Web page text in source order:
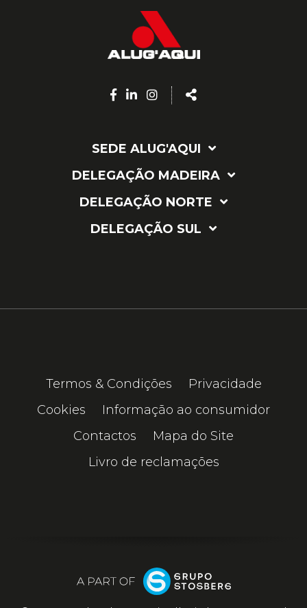
Facebook
Linkedin
Instagram
Share
SEDE ALUG'AQUI
DELEGAÇÃO MADEIRA
DELEGAÇÃO NORTE
DELEGAÇÃO SUL
Termos & Condições
Privacidade
Cookies
Informação ao consumidor
Contactos
Mapa do Site
Livro de reclamações